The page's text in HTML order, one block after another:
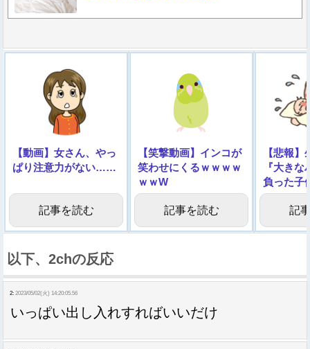
【動画】女さん、やっ
ぱり注意力がない……
記事を読む
【笑撃動画】インコが
笑わせにくるｗｗｗｗ
ｗｗW
記事を読む
【悲報
『大き
負った子
像】
記
以下、2chの反応
2: 2023/05/02(火) 14:20:05.56
いっぱい出し入れすればいいだけ